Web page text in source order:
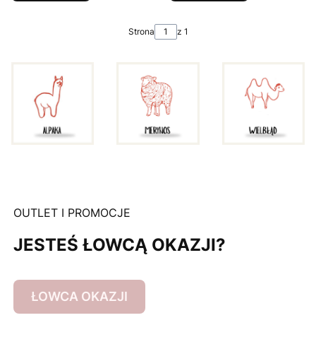
Strona z 1
OUTLET I PROMOCJE
JESTEŚ ŁOWCĄ OKAZJI?
ŁOWCA OKAZJI